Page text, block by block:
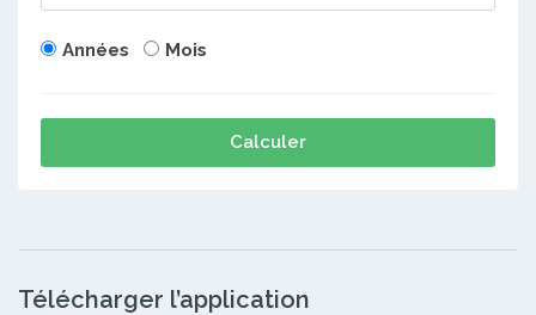
Années Mois
Calculer
Télécharger l’application